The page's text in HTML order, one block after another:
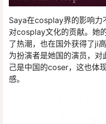
Saya在cosplay界的影响力
对cosplay文化的贡献。她
了热潮，也在国外获得了ji
为扮演者是她国的演员，
己是中国的coser，这也体
感。